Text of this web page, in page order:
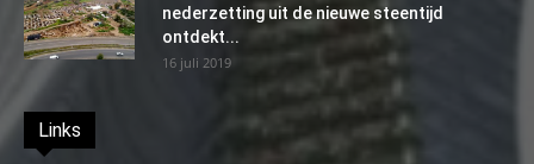
nederzetting uit de nieuwe steentijd
ontdekt...
16 juli 2019
Links